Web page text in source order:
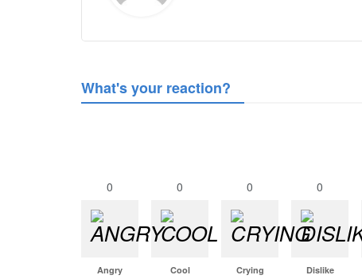
What's your reaction?
0
Angry
0
Cool
0
Crying
0
Dislike